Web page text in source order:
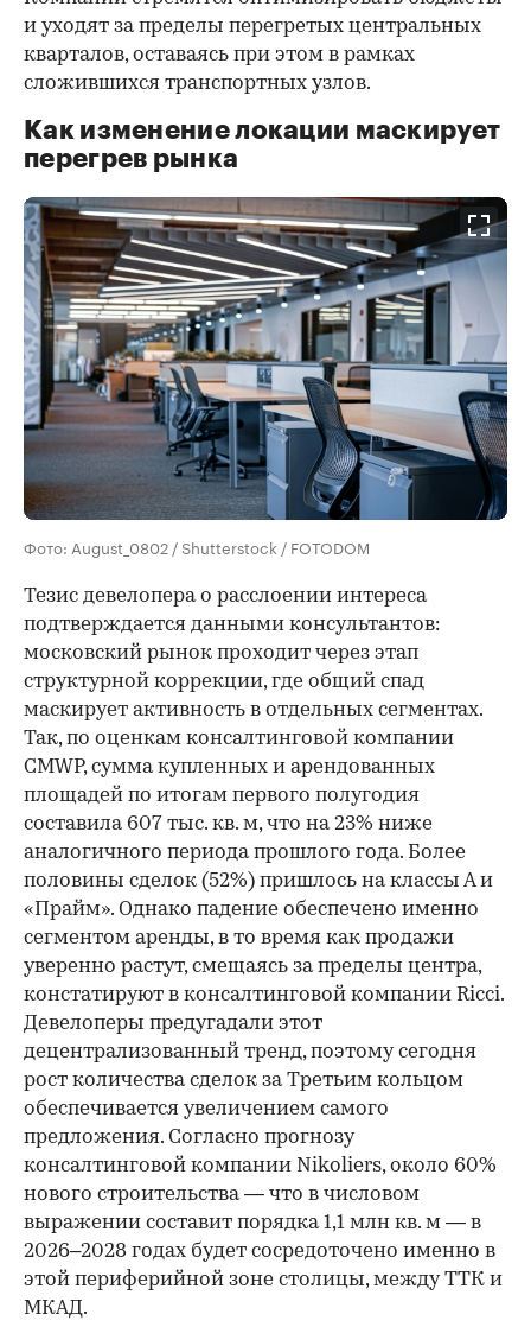
и уходят за пределы перегретых центральных
кварталов, оставаясь при этом в рамках
сложившихся транспортных узлов.
Как изменение локации маскирует
перегрев рынка
Фото: August_0802 / Shutterstock / FOTODOM
Тезис девелопера о расслоении интереса
подтверждается данными консультантов:
московский рынок проходит через этап
структурной коррекции, где общий спад
маскирует активность в отдельных сегментах.
Так, по оценкам консалтинговой компании
СMWP, сумма купленных и арендованных
площадей по итогам первого полугодия
составила 607 тыс. кв. м, что на 23% ниже
аналогичного периода прошлого года. Более
половины сделок (52%) пришлось на классы А и
«Прайм». Однако падение обеспечено именно
сегментом аренды, в то время как продажи
уверенно растут, смещаясь за пределы центра,
констатируют в консалтинговой компании Ricci.
Девелоперы предугадали этот
децентрализованный тренд, поэтому сегодня
рост количества сделок за Третьим кольцом
обеспечивается увеличением самого
предложения. Согласно прогнозу
консалтинговой компании Nikoliers, около 60%
нового строительства — что в числовом
выражении составит порядка 1,1 млн кв. м — в
2026–2028 годах будет сосредоточено именно в
этой периферийной зоне столицы, между ТТК и
МКАД.